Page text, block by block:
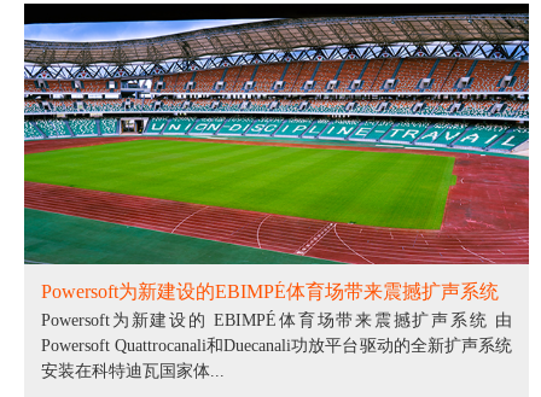
Powersoft为新建设的EBIMPÉ体育场带来震撼扩声系统
Powersoft为新建设的 EBIMPÉ体育场带来震撼扩声系统 由
Powersoft Quattrocanali和Duecanali功放平台驱动的全新扩声系统
安装在科特迪瓦国家体...